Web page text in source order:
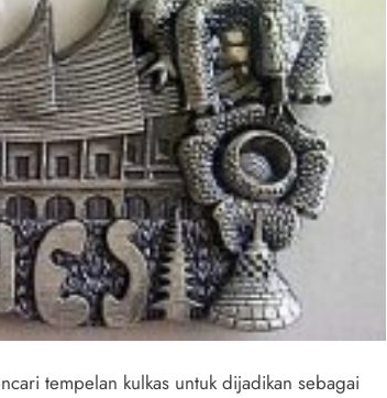
tempelan kulkas untuk dijadikan sebagai